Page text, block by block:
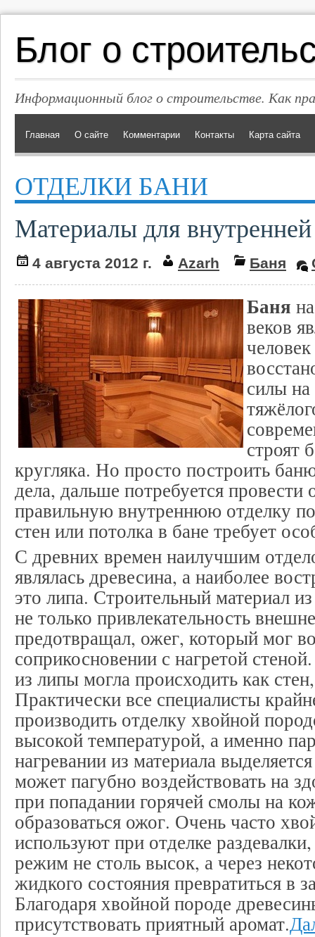
Блог о
Информационный блог о строительстве. Как
Главная О сайте Комментарии Контакты Карта сайта
ОТДЕЛКИ БАНИ
Материалы для
4 августа 2012 г. Azarh Баня
Баня
веков
силы
строят
кругляка. Но просто построить
дела, дальше потребуется
правильную внутреннюю отделку
стен или потолка в бане требует
С древних времен наилучшим
являлась древесина, а наиболее
это липа. Строительный материал
не только привлекательность
предотвращал, ожег, который мог
соприкосновении с нагретой
из липы могла происходить как
Практически все специалисты
производить отделку хвойной
высокой температурой, а именно
нагревании из материала
может пагубно воздействовать на
при попадании горячей смолы на
образоваться ожог. Очень часто
используют при отделке
режим не столь высок, а через
жидкого состояния превратиться в
Благодаря хвойной породе
присутствовать приятный аромат.